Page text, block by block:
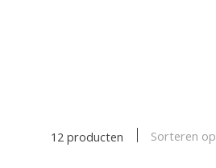
12 producten Sorteren op